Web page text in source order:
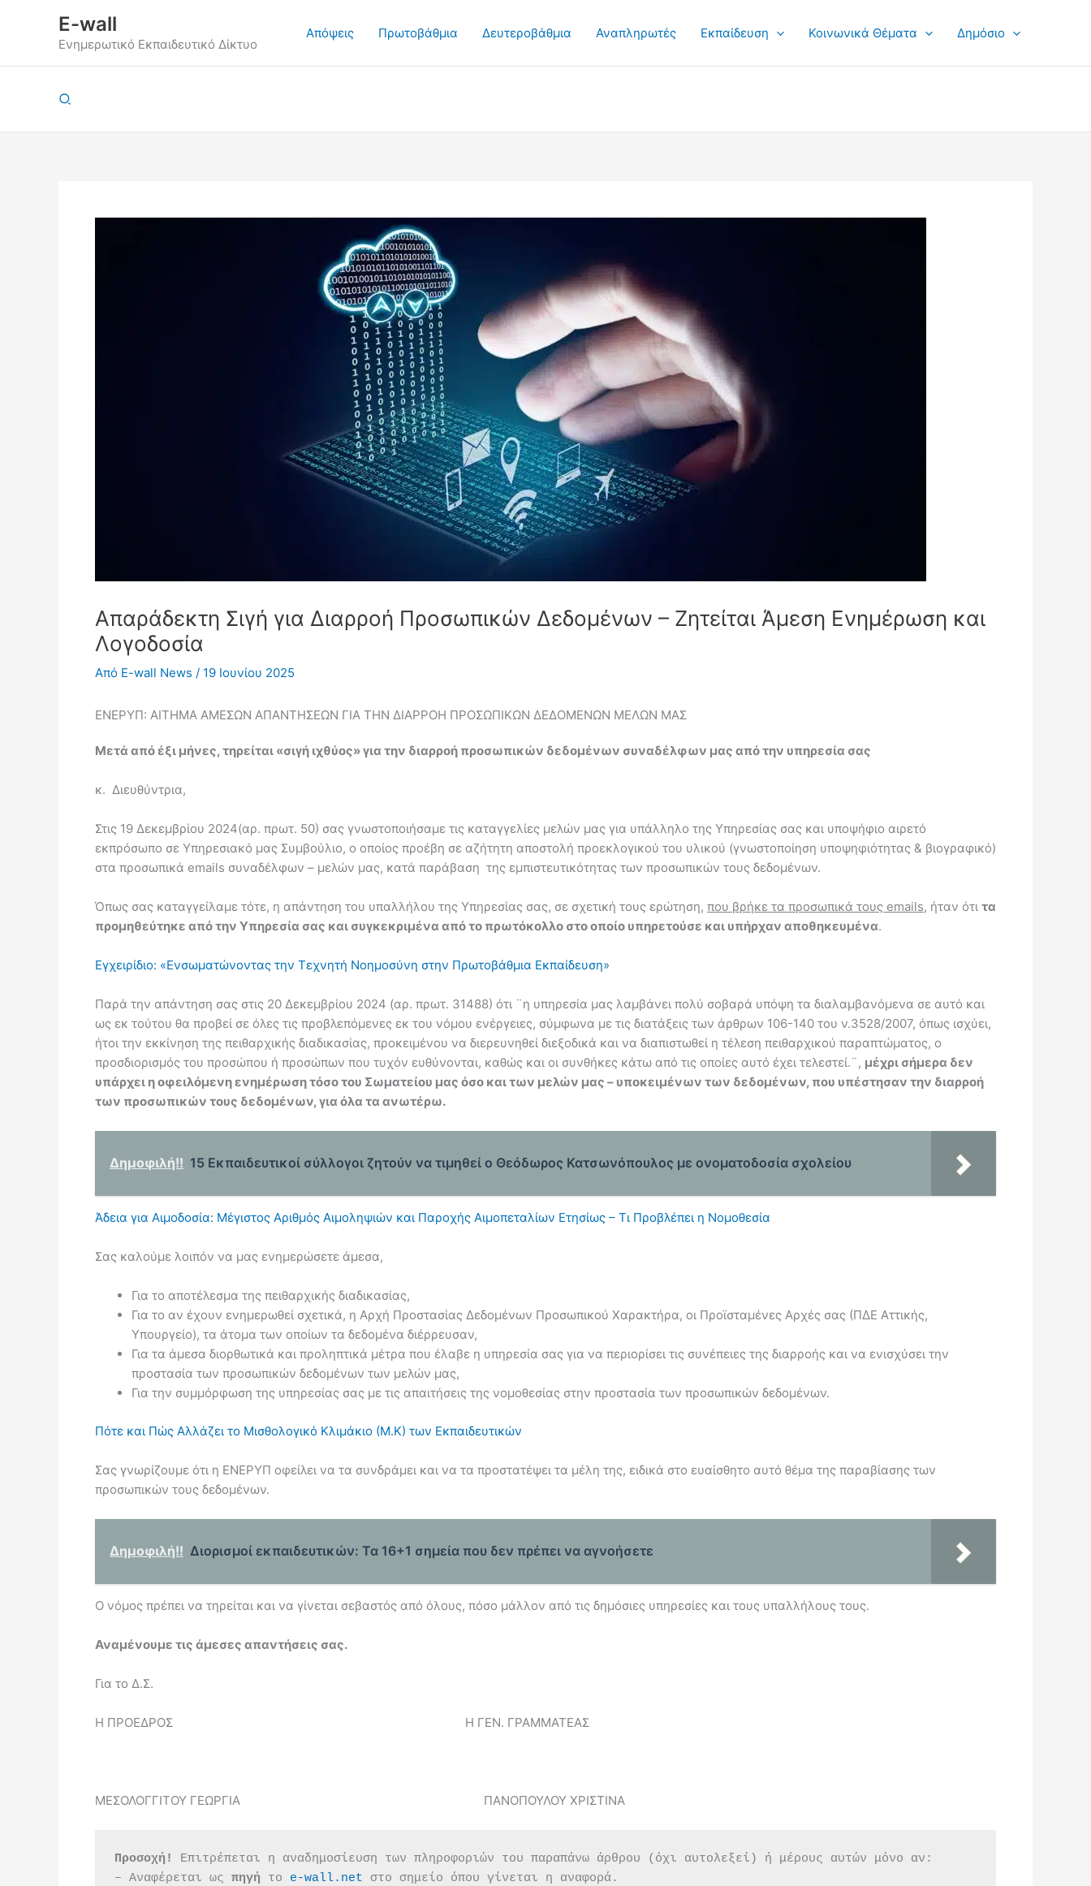
περιεχόμενο
E-wall
Ενημερωτικό Εκπαιδευτικό Δίκτυο
Απόψεις Πρωτοβάθμια Δευτεροβάθμια Αναπληρωτές Εκπαίδευση Κοινωνικά Θέματα Δημόσιο
Αναζήτηση
Απαράδεκτη Σιγή για Διαρροή Προσωπικών Δεδομένων – Ζητείται Άμεση Ενημέρωση και
Λογοδοσία
Από E-wall News / 19 Ιουνίου 2025
ΕΝΕΡΥΠ: ΑΙΤΗΜΑ ΑΜΕΣΩΝ ΑΠΑΝΤΗΣΕΩΝ ΓΙΑ ΤΗΝ ΔΙΑΡΡΟΗ ΠΡΟΣΩΠΙΚΩΝ ΔΕΔΟΜΕΝΩΝ ΜΕΛΩΝ ΜΑΣ
Μετά από έξι μήνες, τηρείται «σιγή ιχθύος» για την διαρροή προσωπικών δεδομένων συναδέλφων μας από την υπηρεσία σας
κ. Διευθύντρια,
Στις 19 Δεκεμβρίου 2024(αρ. πρωτ. 50) σας γνωστοποιήσαμε τις καταγγελίες μελών μας για υπάλληλο της Υπηρεσίας σας και υποψήφιο αιρετό
εκπρόσωπο σε Υπηρεσιακό μας Συμβούλιο, ο οποίος προέβη σε αζήτητη αποστολή προεκλογικού του υλικού (γνωστοποίηση υποψηφιότητας & βιογραφικό)
στα προσωπικά emails συναδέλφων – μελών μας, κατά παράβαση της εμπιστευτικότητας των προσωπικών τους δεδομένων.
Όπως σας καταγγείλαμε τότε, η απάντηση του υπαλλήλου της Υπηρεσίας σας, σε σχετική τους ερώτηση, που βρήκε τα προσωπικά τους emails, ήταν ότι τα
προμηθεύτηκε από την Υπηρεσία σας και συγκεκριμένα από το πρωτόκολλο στο οποίο υπηρετούσε και υπήρχαν αποθηκευμένα.
Εγχειρίδιο: «Ενσωματώνοντας την Τεχνητή Νοημοσύνη στην Πρωτοβάθμια Εκπαίδευση»
Παρά την απάντηση σας στις 20 Δεκεμβρίου 2024 (αρ. πρωτ. 31488) ότι ¨η υπηρεσία μας λαμβάνει πολύ σοβαρά υπόψη τα διαλαμβανόμενα σε αυτό και
ως εκ τούτου θα προβεί σε όλες τις προβλεπόμενες εκ του νόμου ενέργειες, σύμφωνα με τις διατάξεις των άρθρων 106-140 του ν.3528/2007, όπως ισχύει,
ήτοι την εκκίνηση της πειθαρχικής διαδικασίας, προκειμένου να διερευνηθεί διεξοδικά και να διαπιστωθεί η τέλεση πειθαρχικού παραπτώματος, ο
προσδιορισμός του προσώπου ή προσώπων που τυχόν ευθύνονται, καθώς και οι συνθήκες κάτω από τις οποίες αυτό έχει τελεστεί.¨, μέχρι σήμερα δεν
υπάρχει η οφειλόμενη ενημέρωση τόσο του Σωματείου μας όσο και των μελών μας – υποκειμένων των δεδομένων, που υπέστησαν την διαρροή
των προσωπικών τους δεδομένων, για όλα τα ανωτέρω.
Δημοφιλή!! 15 Εκπαιδευτικοί σύλλογοι ζητούν να τιμηθεί ο Θεόδωρος Κατσωνόπουλος με ονοματοδοσία σχολείου
Άδεια για Αιμοδοσία: Μέγιστος Αριθμός Αιμοληψιών και Παροχής Αιμοπεταλίων Ετησίως – Τι Προβλέπει η Νομοθεσία
Σας καλούμε λοιπόν να μας ενημερώσετε άμεσα,
Για το αποτέλεσμα της πειθαρχικής διαδικασίας,
Για το αν έχουν ενημερωθεί σχετικά, η Αρχή Προστασίας Δεδομένων Προσωπικού Χαρακτήρα, οι Προϊσταμένες Αρχές σας (ΠΔΕ Αττικής,
Υπουργείο), τα άτομα των οποίων τα δεδομένα διέρρευσαν,
Για τα άμεσα διορθωτικά και προληπτικά μέτρα που έλαβε η υπηρεσία σας για να περιορίσει τις συνέπειες της διαρροής και να ενισχύσει την
προστασία των προσωπικών δεδομένων των μελών μας,
Για την συμμόρφωση της υπηρεσίας σας με τις απαιτήσεις της νομοθεσίας στην προστασία των προσωπικών δεδομένων.
Πότε και Πώς Αλλάζει το Μισθολογικό Κλιμάκιο (Μ.Κ) των Εκπαιδευτικών
Σας γνωρίζουμε ότι η ΕΝΕΡΥΠ οφείλει να τα συνδράμει και να τα προστατέψει τα μέλη της, ειδικά στο ευαίσθητο αυτό θέμα της παραβίασης των
προσωπικών τους δεδομένων.
Δημοφιλή!! Διορισμοί εκπαιδευτικών: Τα 16+1 σημεία που δεν πρέπει να αγνοήσετε
Ο νόμος πρέπει να τηρείται και να γίνεται σεβαστός από όλους, πόσο μάλλον από τις δημόσιες υπηρεσίες και τους υπαλλήλους τους.
Αναμένουμε τις άμεσες απαντήσεις σας.
Για το Δ.Σ.
Η ΠΡΟΕΔΡΟΣ Η ΓΕΝ. ΓΡΑΜΜΑΤΕΑΣ
ΜΕΣΟΛΟΓΓΙΤΟΥ ΓΕΩΡΓΙΑ ΠΑΝΟΠΟΥΛΟΥ ΧΡΙΣΤΙΝΑ
Προσοχή!
Επιτρέπεται η αναδημοσίευση των πληροφοριών του παραπάνω άρθρου (όχι αυτολεξεί) ή μέρους αυτών μόνο αν:
– Αναφέρεται ως πηγή το e-wall.net στο σημείο όπου γίνεται η αναφορά.